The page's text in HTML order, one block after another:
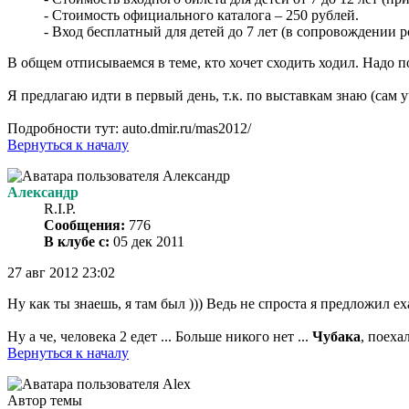
- Стоимость официального каталога – 250 рублей.
- Вход бесплатный для детей до 7 лет (в
В общем отписываемся в теме, кто хочет сходить ходил. Надо
Я предлагаю идти в первый день, т.к. по выставкам знаю (сам
Подробности тут: auto.dmir.ru/mas2012/
Вернуться к началу
Александр
R.I.P.
Сообщения: 776
В клубе с: 05 дек 2011
27 авг 2012 23:02
Ну как ты знаешь, я там был ))) Ведь не спроста я предложил
Ну а че, человека 2 едет ... Больше никого нет ... Чубака,
Вернуться к началу
Автор темы